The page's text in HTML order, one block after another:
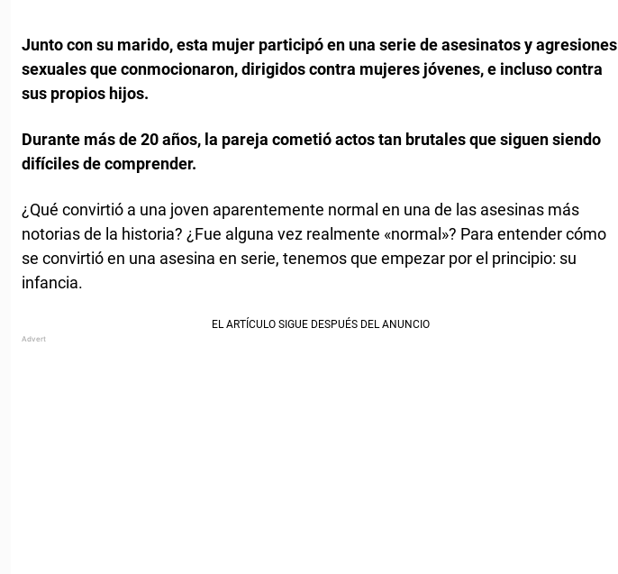
Junto con su marido, esta mujer participó en una serie de asesinatos y agresiones
sexuales que conmocionaron, dirigidos contra mujeres jóvenes, e incluso contra
sus propios hijos.
Durante más de 20 años, la pareja cometió actos tan brutales que siguen siendo
difíciles de comprender.
¿Qué convirtió a una joven aparentemente normal en una de las asesinas más
notorias de la historia? ¿Fue alguna vez realmente «normal»? Para entender cómo
se convirtió en una asesina en serie, tenemos que empezar por el principio: su
infancia.